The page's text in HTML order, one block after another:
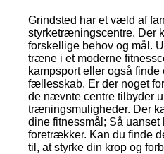
Grindsted har et væld af
styrketræningscentre. Der
forskellige behov og mål.
træne i et moderne
kampsport eller også
fællesskab. Er der noget
de nævnte centre tilbyder
træningsmuligheder. Der
dine fitnessmål; Så
foretrækker. Kan du finde
til, at styrke din krop og